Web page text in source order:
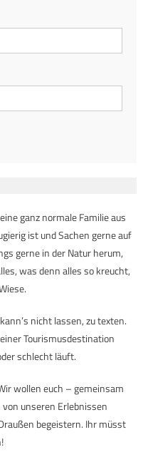
ganz normale Familie aus
ist und Sachen gerne auf
gerne in der Natur herum,
was denn alles so kreucht,
nicht lassen, zu texten.
Tourismusdestination
schlecht läuft.
wollen euch – gemeinsam
unseren Erlebnissen
begeistern. Ihr müsst